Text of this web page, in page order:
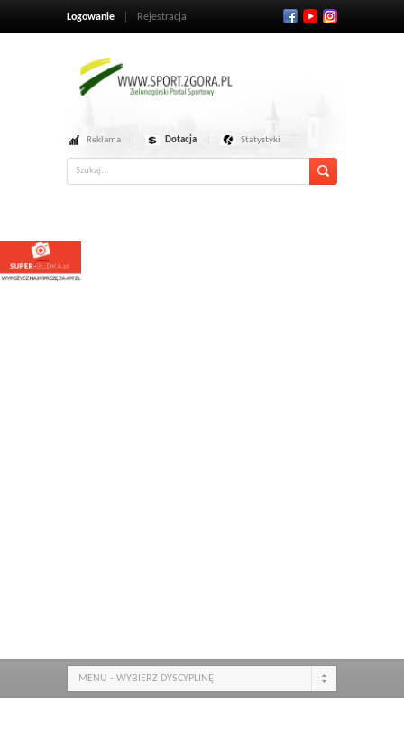
Logowanie Rejestracja
Reklama Dotacja Statystyki
MENU - WYBIERZ DYSCYPLINĘ